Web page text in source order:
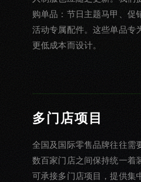
购单品：节日主题马甲、促
活动专属配件。这些单品专
更低成本而设计。
多门店项目
全国及国际零售品牌往往需
数百家门店之间保持统一着
可承接多门店项目，提供集